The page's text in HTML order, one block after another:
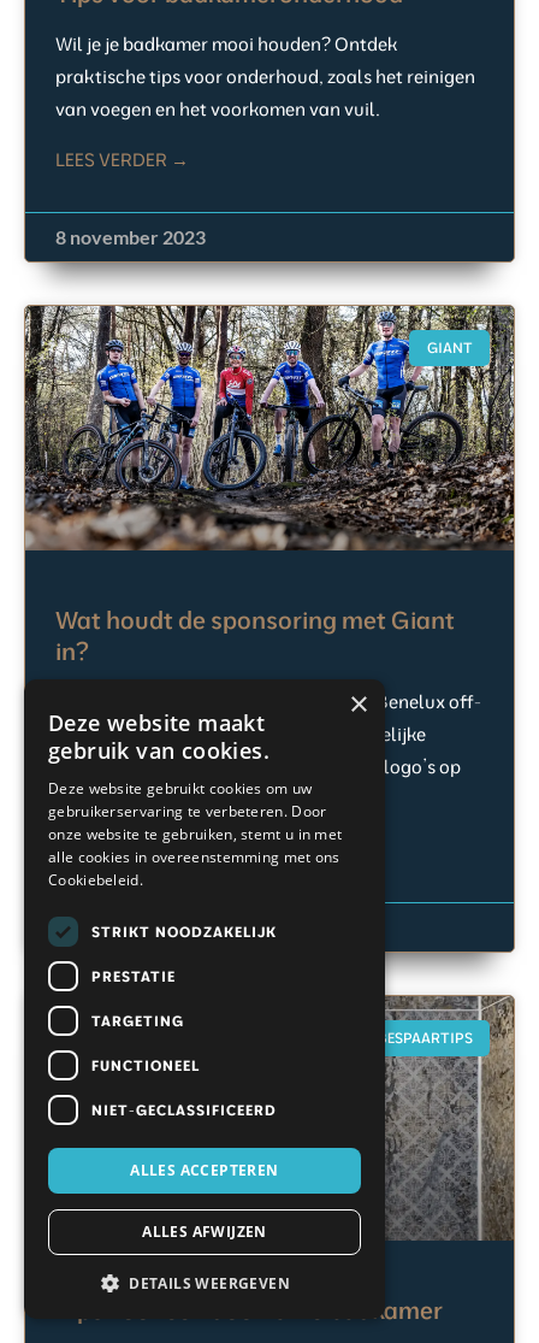
Wil je je badkamer mooi houden? Ontdek
praktische tips voor onderhoud, zoals het reinigen
van voegen en het voorkomen van vuil.
LEES VERDER →
8 november 2023
GIANT
Wat houdt de sponsoring met Giant
in?
Mijn bad in stijl sponsort het Giant/Liv Benelux off-
road team. We creëren samen onvergetelijke
momenten in de sport, meer dan alleen logo’s op
de kleding.
LEES VERDER →
31 juli 2023
BESPAARTIPS
Tips voor een duurzame badkamer
×
Deze website maakt
gebruik van cookies.
Deze website gebruikt cookies om uw
gebruikerservaring te verbeteren. Door
onze website te gebruiken, stemt u in met
alle cookies in overeenstemming met ons
Cookiebeleid.
STRIKT NOODZAKELIJK
PRESTATIE
TARGETING
FUNCTIONEEL
NIET-GECLASSIFICEERD
ALLES ACCEPTEREN
ALLES AFWIJZEN
DETAILS WEERGEVEN